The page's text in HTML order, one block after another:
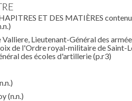
ET DES MATIÈRES
Lieutenant-Général des
de l'Ordre royal-militaire de Saint-
des écoles d'artillerie(p.r3)
(n.n.)